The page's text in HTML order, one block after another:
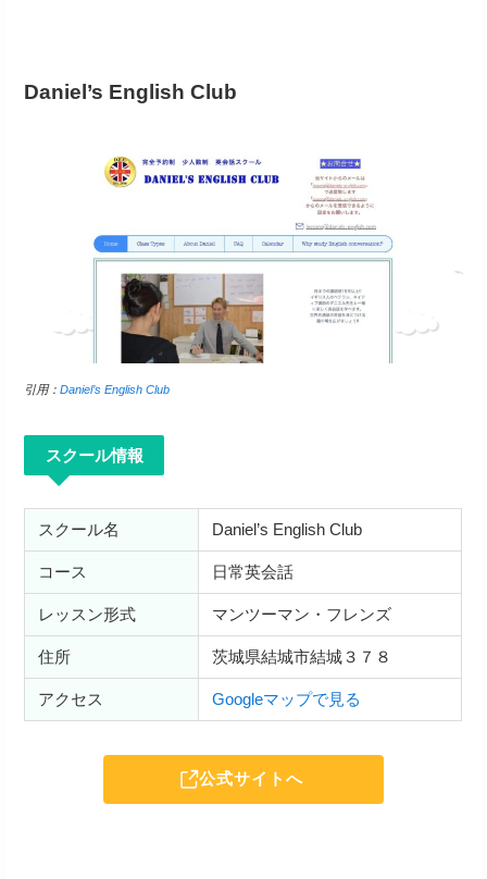
Daniel’s English Club
引用：Daniel’s English Club
スクール情報
スクール名 Daniel’s English Club
コース 日常英会話
レッスン形式 マンツーマン・フレンズ
住所 茨城県結城市結城３７８
アクセス Googleマップで見る
公式サイトへ